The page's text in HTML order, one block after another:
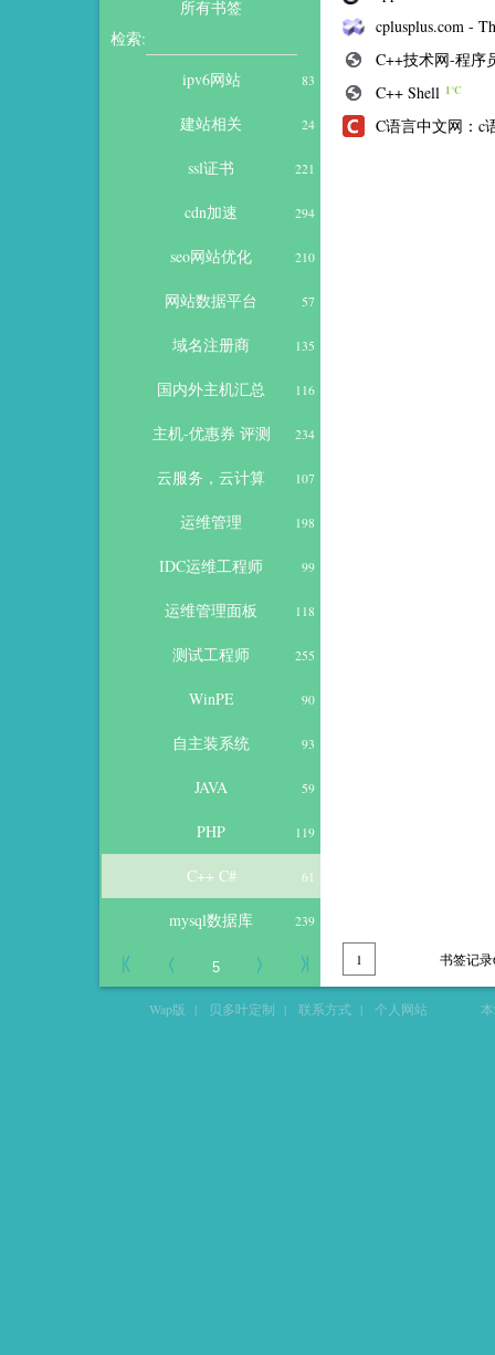
所有书签
检索:
ipv6网站
83
建站相关 24
ssl证书 221
cdn加速 294
seo网站优化 210
网站数据平台 57
域名注册商 135
国内外主机汇总 116
主机-优惠券 评测 234
云服务，云计算 107
运维管理 198
IDC运维工程师 99
运维管理面板 118
测试工程师 255
WinPE 90
自主装系统 93
JAVA 59
PHP 119
C++ C# 61
mysql数据库 239
cplusplus.com -
C++技术网-程序
C++ Shell 1℃
C语言中文网：c
1 书签记
Wap版 | 贝多叶定制 | 联系方式 | 个人网站 本站